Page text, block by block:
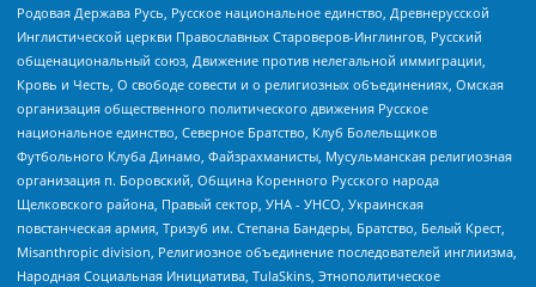
Родовая Держава Русь, Русское национальное единство, Древнерусской
Инглистической церкви Православных Староверов-Инглингов, Русский
общенациональный союз, Движение против нелегальной иммиграции,
Кровь и Честь, О свободе совести и о религиозных объединениях, Омская
организация общественного политического движения Русское
национальное единство, Северное Братство, Клуб Болельщиков
Футбольного Клуба Динамо, Файзрахманисты, Мусульманская религиозная
организация п. Боровский, Община Коренного Русского народа
Щелковского района, Правый сектор, УНА - УНСО, Украинская
повстанческая армия, Тризуб им. Степана Бандеры, Братство, Белый Крест,
Misanthropic division, Религиозное объединение последователей инглиизма,
Народная Социальная Инициатива, TulaSkins, Этнополитическое